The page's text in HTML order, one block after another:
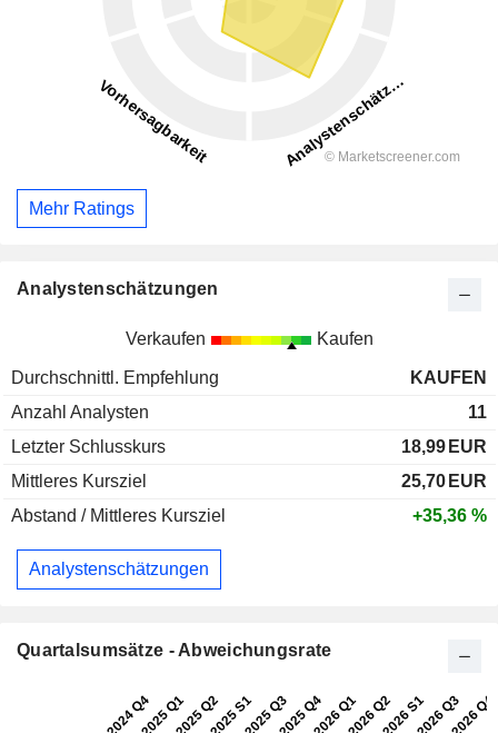
Mehr Ratings
Analystenschätzungen
Verkaufen Kaufen
Durchschnittl. Empfehlung
KAUFEN
Anzahl Analysten
11
Letzter Schlusskurs
18,99 EUR
Mittleres Kursziel
25,70 EUR
Abstand / Mittleres Kursziel
+35,36 %
Analystenschätzungen
Quartalsumsätze - Abweichungsrate